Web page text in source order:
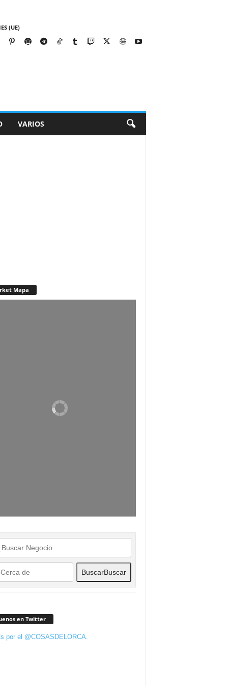
(UE)
VARIOS
Mapa
BuscarBuscar
en Twitter
por el @COSASDELORCA.